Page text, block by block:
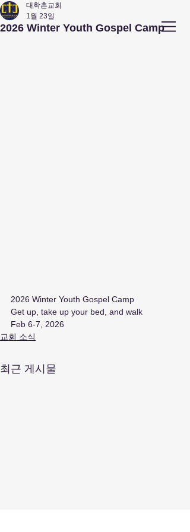
앤아버​ 대학촌 교회
2026 Winter Youth Gospel Camp
대학촌교회
1월 23일
2026 Winter Youth Gospel Camp
Get up, take up your bed, and walk
Feb 6-7, 2026
교회 소식
최근 게시물